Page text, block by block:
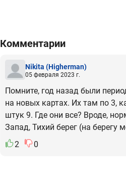
Комментарии
Nikita (Higherman)
05 февраля 2023 г.
Помните, год назад были
на новых картах. Их там по 3,
штук 9. Где они все? Вроде,
Запад, Тихий берег (на берегу
2
0